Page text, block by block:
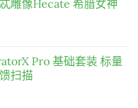
雕像Hecate 希腊女神
Pro 基础套装 标量
扫描